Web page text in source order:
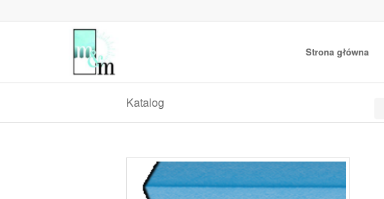
Strona główna
Katalog